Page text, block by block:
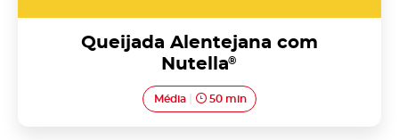
Queijada Alentejana com
Nutella®
Média 50 min